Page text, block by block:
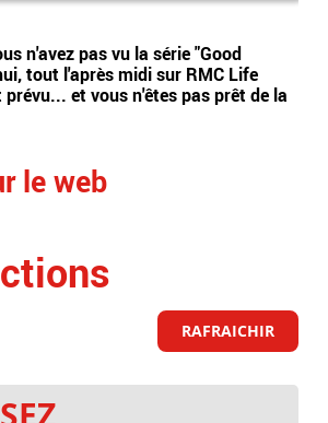
n'avez pas vu la série "Good
tout l'après midi sur RMC Life
et vous n'êtes pas prêt de la
le web
RAFRAICHIR